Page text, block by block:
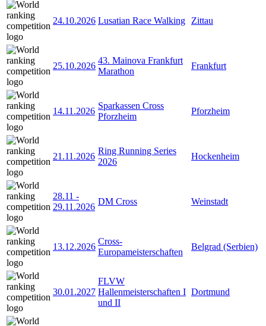
24.10.2026 Lusatian Race Walking Zittau
25.10.2026
43. Mainova Frankfurt
Marathon
Frankfurt
14.11.2026
Sparkassen Cross
Pforzheim
Pforzheim
21.11.2026
Ring Running Series
2026
Hockenheim
28.11 -
29.11.2026
DM Cross Weinstadt
13.12.2026
Cross-
Europameisterschaften
Belgrad (Serbien)
30.01.2027
FLVW
Hallenmeisterschaften I
und II
Dortmund